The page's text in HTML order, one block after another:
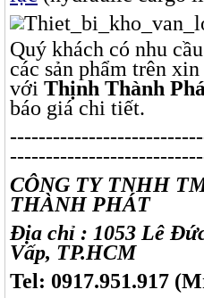
Quý khách có nhu
các sản phẩm trên
với Thịnh Thành
báo giá chi tiết.
CÔNG TY TNHH
THÀNH PHÁT
Địa chỉ : 1053 Lê
Vấp, TP.HCM
Tel: 0917.951.917